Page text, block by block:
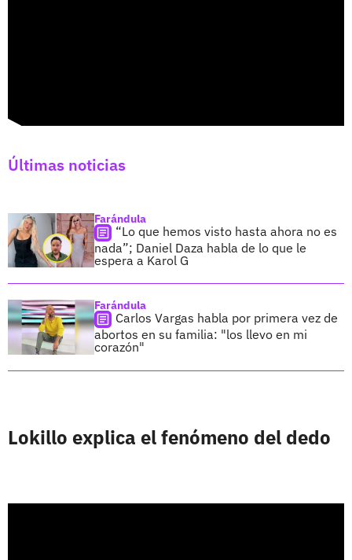
Últimas noticias
Farándula
“Lo que hemos visto hasta ahora no es
nada”; Daniel Daza habla de lo que le
espera a Karol G
Farándula
Carlos Vargas habla por primera vez de
abortos en su familia: "los llevo en mi
corazón"
Lokillo explica el fenómeno del dedo